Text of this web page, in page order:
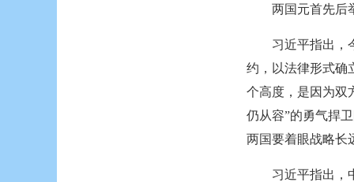
两国元首先后
习近平指出，
约，以法律形式确
个高度，是因为双
仍从容”的勇气捍
两国要着眼战略长
习近平指出，